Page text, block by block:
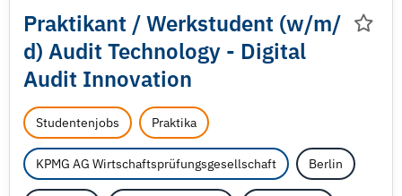
Praktikant /Werkstudent (w/m/
d) Audit Technology - Digital
Audit Innovation
Studentenjobs Praktika
KPMG AG Wirtschaftsprüfungsgesellschaft Berlin